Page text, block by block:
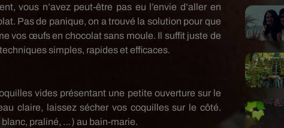
vous n’avez peut-être pas eu l’envie d’aller en
Pas de panique, on a trouvé la solution pour que
vos œufs en chocolat sans moule. Il suffit juste de
simples, rapides et efficaces.
vides présentant une petite ouverture sur le
claire, laissez sécher vos coquilles sur le côté.
praliné, …) au bain-marie.